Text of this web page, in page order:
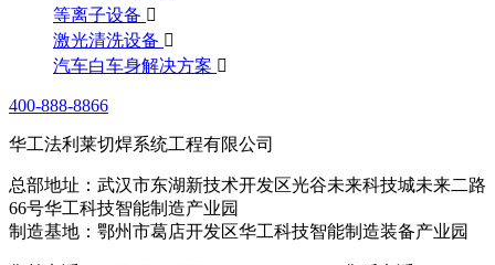
等离子设备 
激光清洗设备 
汽车白车身解决方案 
400-888-8866
华工法利莱切焊系统工程有限公司
总部地址：武汉市东湖新技术开发区光谷未来科技城未来二路
66号华工科技智能制造产业园
制造基地：鄂州市葛店开发区华工科技智能制造装备产业园